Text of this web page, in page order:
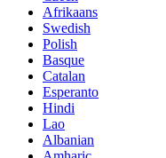
Afrikaans
Swedish
Polish
Basque
Catalan
Esperanto
Hindi
Lao
Albanian